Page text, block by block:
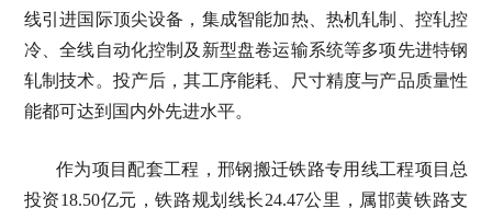
线引进国际顶尖设备，集成智能加热、热机轧制、控轧控
冷、全线自动化控制及新型盘卷运输系统等多项先进特钢
轧制技术。投产后，其工序能耗、尺寸精度与产品质量性
能都可达到国内外先进水平。
作为项目配套工程，邢钢搬迁铁路专用线工程项目总
投资18.50亿元，铁路规划线长24.47公里，属邯黄铁路支